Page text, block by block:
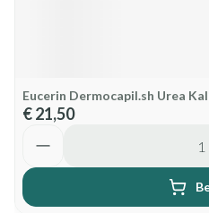
Eucerin Dermocapil.sh Urea
€ 21,50